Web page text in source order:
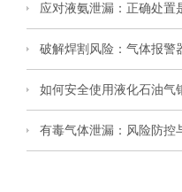
应对液氨泄漏：正确处置
破解焊割风险：气体报警
如何安全使用液化石油气
有毒气体泄漏：风险防控